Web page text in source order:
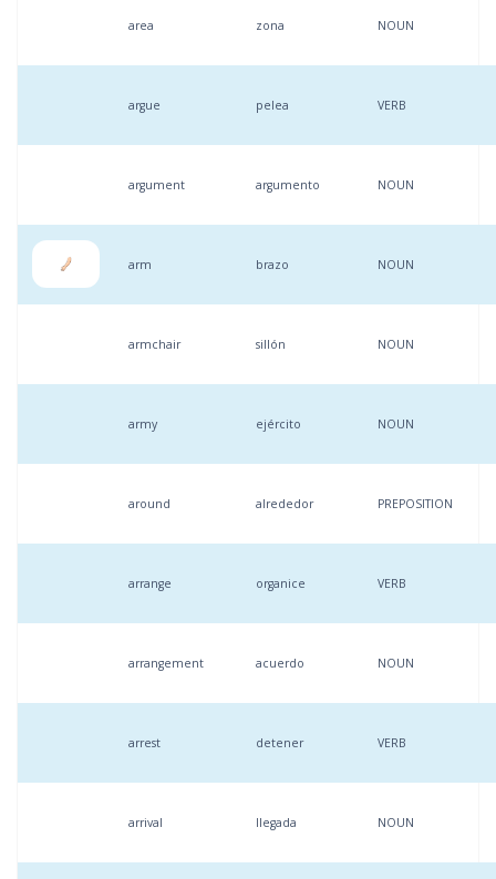
area zona NOUN
argue pelea VERB
argument argumento NOUN
arm brazo NOUN
armchair sillón NOUN
army ejército NOUN
around alrededor PREPOSITION
arrange organice VERB
arrangement acuerdo NOUN
arrest detener VERB
arrival llegada NOUN